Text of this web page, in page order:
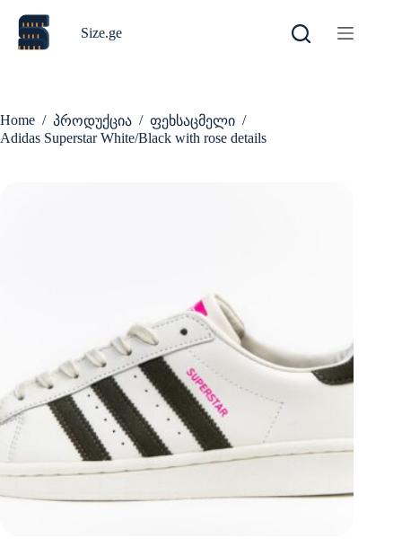
content
Size.ge
Home / პროდუქცია / ფეხსაცმელი /
Adidas Superstar White/Black with rose details